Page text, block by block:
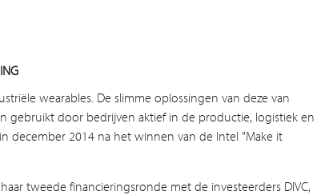
wearables. De slimme oplossingen van deze van
gebruikt door bedrijven aktief in de productie, logistiek en
december 2014 na het winnen van de Intel "Make it
tweede financieringsronde met de investeerders DIVC,